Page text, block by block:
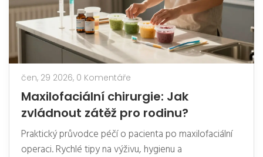
čen, 29 2026, 0 Komentáře
Maxilofaciální chirurgie: Jak
zvládnout zátěž pro rodinu?
Praktický průvodce péčí o pacienta po maxilofaciální
operaci. Rychlé tipy na výživu, hygienu a